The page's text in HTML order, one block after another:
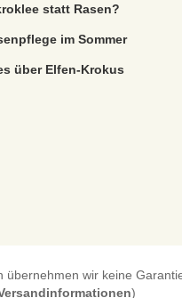
statt Rasen?
im Sommer
über Elfen-Krokus
wir keine
)